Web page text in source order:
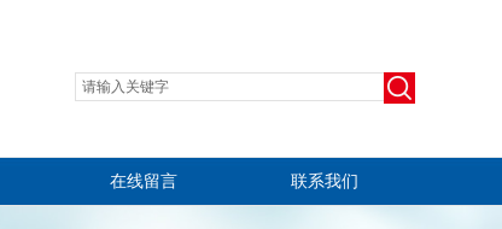
在线留言 联系我们